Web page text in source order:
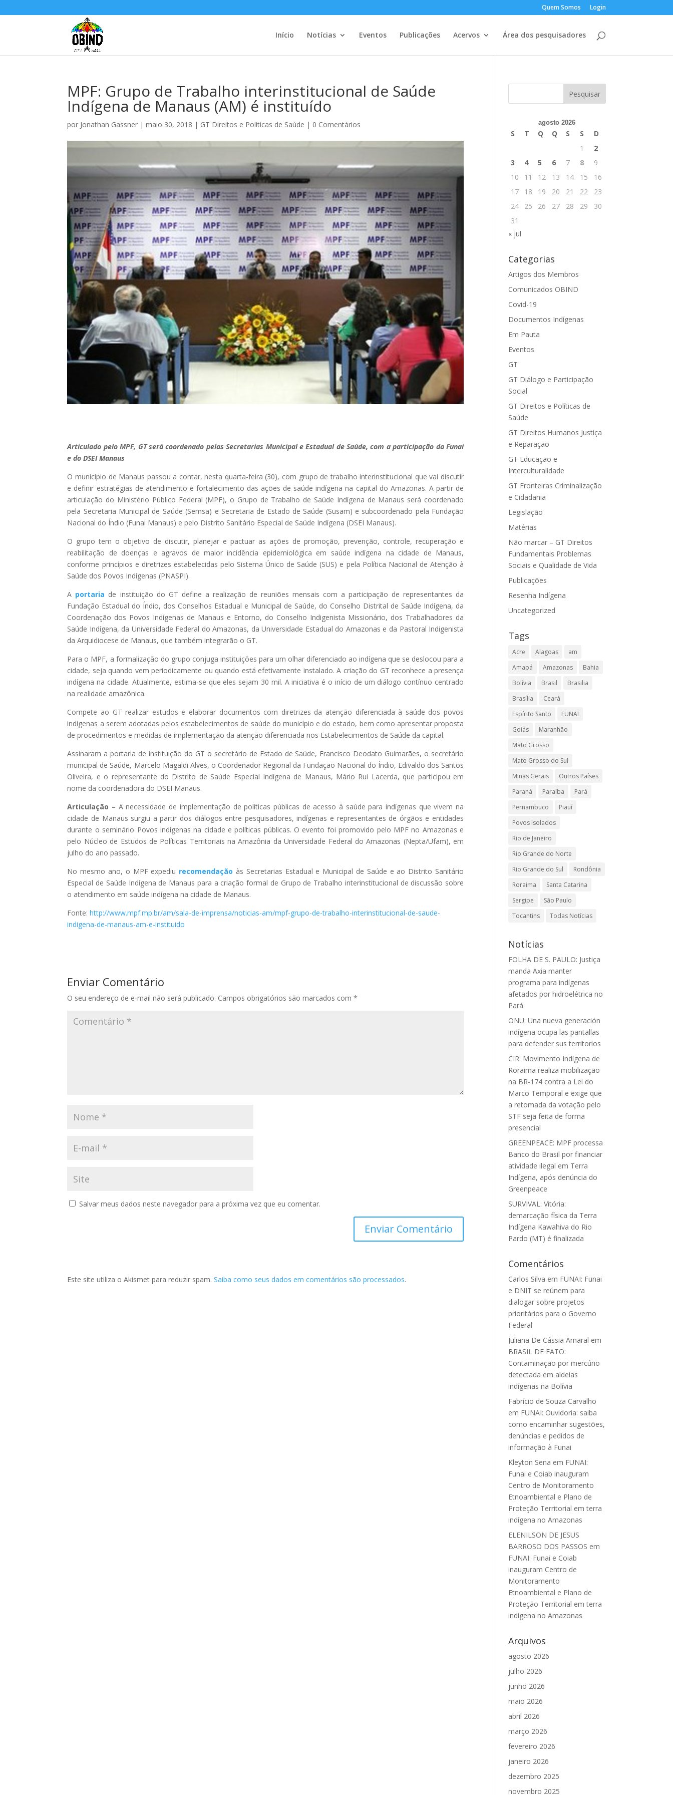
Quem Somos Login
Início Notícias Eventos Publicações Acervos Área dos pesquisadores
MPF: Grupo de Trabalho interinstitucional de Saúde
Indígena de Manaus (AM) é instituído
por Jonathan Gassner |maio 30, 2018 | GT Direitos e Políticas de Saúde | 0 Comentários
Articulado pelo MPF, GT será coordenado pelas Secretarias Municipal e Estadual de Saúde, com a participação da Funai
e do DSEI Manaus
O município de Manaus passou a contar, nesta quarta-feira (30), com grupo de trabalho interinstitucional que vai discutir
e definir estratégias de atendimento e fortalecimento das ações de saúde indígena na capital do Amazonas. A partir de
articulação do Ministério Público Federal (MPF), o Grupo de Trabalho de Saúde Indígena de Manaus será coordenado
pela Secretaria Municipal de Saúde (Semsa) e Secretaria de Estado de Saúde (Susam) e subcoordenado pela Fundação
Nacional do Índio (Funai Manaus) e pelo Distrito Sanitário Especial de Saúde Indígena (DSEI Manaus).
O grupo tem o objetivo de discutir, planejar e pactuar as ações de promoção, prevenção, controle, recuperação e
reabilitação de doenças e agravos de maior incidência epidemiológica em saúde indígena na cidade de Manaus,
conforme princípios e diretrizes estabelecidas pelo Sistema Único de Saúde (SUS) e pela Política Nacional de Atenção à
Saúde dos Povos Indígenas (PNASPI).
A portaria de instituição do GT define a realização de reuniões mensais com a participação de representantes da
Fundação Estadual do Índio, dos Conselhos Estadual e Municipal de Saúde, do Conselho Distrital de Saúde Indígena, da
Coordenação dos Povos Indígenas de Manaus e Entorno, do Conselho Indigenista Missionário, dos Trabalhadores da
Saúde Indígena, da Universidade Federal do Amazonas, da Universidade Estadual do Amazonas e da Pastoral Indigenista
da Arquidiocese de Manaus, que também integrarão o GT.
Para o MPF, a formalização do grupo conjuga instituições para um olhar diferenciado ao indígena que se deslocou para a
cidade, seja quando vem periodicamente ou quando está efetivamente instalado. A criação do GT reconhece a presença
indígena na cidade. Atualmente, estima-se que eles sejam 30 mil. A iniciativa é o início de um diálogo contínuo centrado
na realidade amazônica.
Compete ao GT realizar estudos e elaborar documentos com diretrizes da atenção diferenciada à saúde dos povos
indígenas a serem adotadas pelos estabelecimentos de saúde do município e do estado, bem como apresentar proposta
de procedimentos e medidas de implementação da atenção diferenciada nos Estabelecimentos de Saúde da capital.
Assinaram a portaria de instituição do GT o secretário de Estado de Saúde, Francisco Deodato Guimarães, o secretário
municipal de Saúde, Marcelo Magaldi Alves, o Coordenador Regional da Fundação Nacional do Índio, Edivaldo dos Santos
Oliveira, e o representante do Distrito de Saúde Especial Indígena de Manaus, Mário Rui Lacerda, que participou em
nome da coordenadora do DSEI Manaus.
Articulação – A necessidade de implementação de políticas públicas de acesso à saúde para indígenas que vivem na
cidade de Manaus surgiu a partir dos diálogos entre pesquisadores, indígenas e representantes de órgãos e entidades
durante o seminário Povos indígenas na cidade e políticas públicas. O evento foi promovido pelo MPF no Amazonas e
pelo Núcleo de Estudos de Políticas Territoriais na Amazônia da Universidade Federal do Amazonas (Nepta/Ufam), em
julho do ano passado.
No mesmo ano, o MPF expediu recomendação às Secretarias Estadual e Municipal de Saúde e ao Distrito Sanitário
Especial de Saúde Indígena de Manaus para a criação formal de Grupo de Trabalho interinstitucional de discussão sobre
o atendimento em saúde indígena na cidade de Manaus.
Fonte:http://www.mpf.mp.br/am/sala-de-imprensa/noticias-am/mpf-grupo-de-trabalho-interinstitucional-de-saude-
indigena-de-manaus-am-e-instituido
Enviar Comentário
O seu endereço de e-mail não será publicado. Campos obrigatórios são marcados com*
Salvar meus dados neste navegador para a próxima vez que eu comentar.
Este site utiliza o Akismet para reduzir spam.Saiba como seus dados em comentários são processados.
agosto 2026
S T Q Q S S
D
1
2
3
4 5 6 7 8
9
10
11 12 13 14 15
16
17
18 19 20 21 22
23
24
25 26 27 28 29
30
31
« jul
Categorias
Artigos dos Membros
Comunicados OBIND
Covid-19
Documentos Indígenas
Em Pauta
Eventos
GT
GT Diálogo e Participação
Social
GT Direitos e Políticas de
Saúde
GT Direitos Humanos Justiça
e Reparação
GT Educação e
Interculturalidade
GT Fronteiras Criminalização
e Cidadania
Legislação
Matérias
Não marcar – GT Direitos
Fundamentais Problemas
Sociais e Qualidade de Vida
Publicações
Resenha Indígena
Uncategorized
Tags
Acre Alagoas
am
Amapá
Amazonas
Bahia
Bolívia
Brasil
Brasilia
Brasília
Ceará
Espírito Santo
FUNAI
Goiás
Maranhão
Mato Grosso
Mato Grosso do Sul
Minas Gerais
Outros Países
Paraná
Paraíba
Pará
Pernambuco
Piauí
Povos Isolados
Rio de Janeiro
Rio Grande do Norte
Rio Grande do Sul
Rondônia
Roraima
Santa Catarina
Sergipe
São Paulo
Tocantins
Todas Notícias
Notícias
FOLHA DE S. PAULO: Justiça
manda Axia manter
programa para indígenas
afetados por hidroelétrica no
Pará
ONU: Una nueva generación
indígena ocupa las pantallas
para defender sus territorios
CIR: Movimento Indígena de
Roraima realiza mobilização
na BR-174 contra a Lei do
Marco Temporal e exige que
a retomada da votação pelo
STF seja feita de forma
presencial
GREENPEACE: MPF processa
Banco do Brasil por financiar
atividade ilegal em Terra
Indígena, após denúncia do
Greenpeace
SURVIVAL: Vitória:
demarcação física da Terra
Indígena Kawahiva do Rio
Pardo (MT) é finalizada
Comentários
Carlos Silva em FUNAI: Funai
e DNIT se reúnem para
dialogar sobre projetos
prioritários para o Governo
Federal
Juliana De Cássia Amaral em
BRASIL DE FATO:
Contaminação por mercúrio
detectada em aldeias
indígenas na Bolívia
Fabrício de Souza Carvalho
em FUNAI: Ouvidoria: saiba
como encaminhar sugestões,
denúncias e pedidos de
informação à Funai
Kleyton Sena em FUNAI:
Funai e Coiab inauguram
Centro de Monitoramento
Etnoambiental e Plano de
Proteção Territorial em terra
indígena no Amazonas
ELENILSON DE JESUS
BARROSO DOS PASSOS em
FUNAI: Funai e Coiab
inauguram Centro de
Monitoramento
Etnoambiental e Plano de
Proteção Territorial em terra
indígena no Amazonas
Arquivos
agosto 2026
julho 2026
junho 2026
maio 2026
abril 2026
março 2026
fevereiro 2026
janeiro 2026
dezembro 2025
novembro 2025